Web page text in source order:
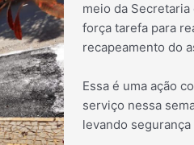
meio da
força tarefa para
recapeamento do
Essa é uma ação
serviço nessa
levando